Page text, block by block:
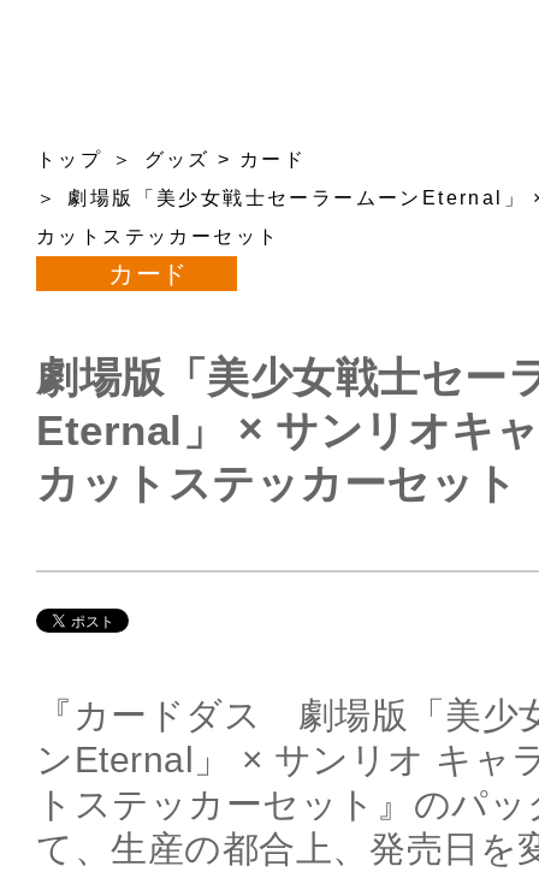
トップ グッズ >
カード
劇場版「美少女戦士セーラームーンEternal」
カットステッカーセット
カード
劇場版「美少女戦士セー
Eternal」 × サンリオキ
カットステッカーセット
『カードダス 劇場版「美少
ンEternal」 × サンリオ キャ
トステッカーセット』のパ
て、生産の都合上、発売日を